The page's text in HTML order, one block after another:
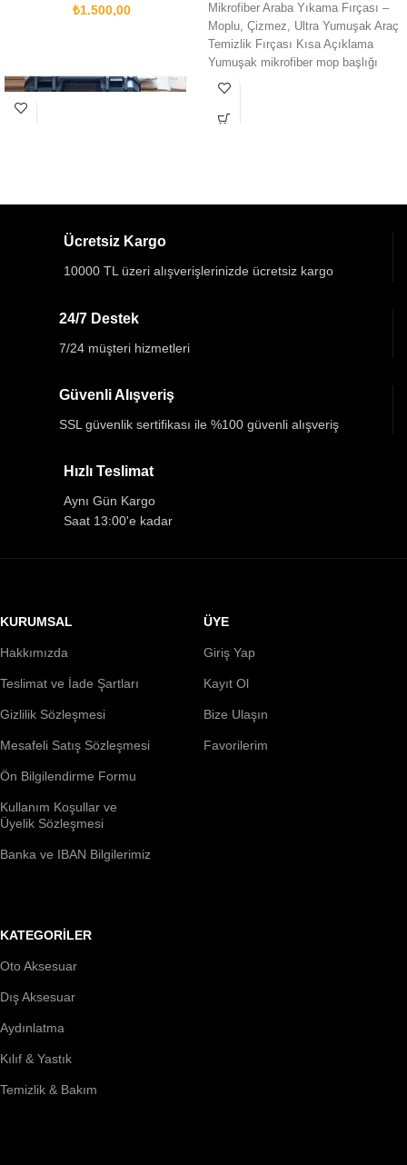
₺1.500,00
Mikrofiber Araba Yıkama Fırçası –
Moplu, Çizmez, Ultra Yumuşak Araç
Temizlik Fırçası Kısa Açıklama
Yumuşak mikrofiber mop başlığı
sayesinde araç
Ücretsiz Kargo
10000 TL üzeri alışverişlerinizde ücretsiz kargo
24/7 Destek
7/24 müşteri hizmetleri
Güvenli Alışveriş
SSL güvenlik sertifikası ile %100 güvenli alışveriş
Hızlı Teslimat
Aynı Gün Kargo
Saat 13:00'e kadar
KURUMSAL
Hakkımızda
Teslimat ve İade Şartları
Gizlilik Sözleşmesi
Mesafeli Satış Sözleşmesi
Ön Bilgilendirme Formu
Kullanım Koşullar ve
Üyelik Sözleşmesi
Banka ve IBAN Bilgilerimiz
ÜYE
Giriş Yap
Kayıt Ol
Bize Ulaşın
Favorilerim
KATEGORİLER
Oto Aksesuar
Dış Aksesuar
Aydınlatma
Kılıf & Yastık
Temizlik & Bakım